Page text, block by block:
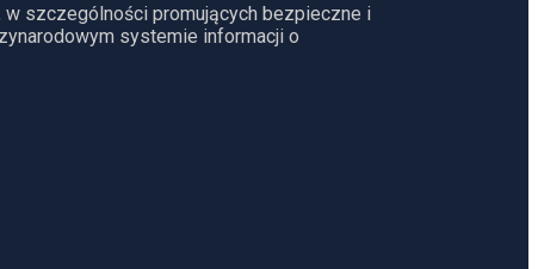
w szczególności promujących bezpieczne i
systemie informacji o